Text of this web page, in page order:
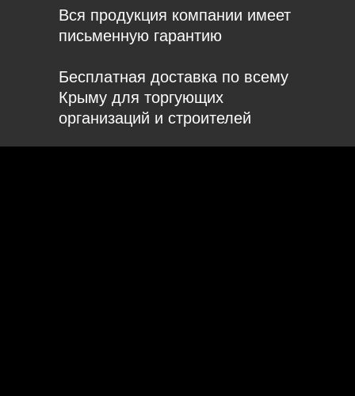
Вся продукция компании имеет
письменную гарантию
Бесплатная доставка по всему
Крыму для торгующих
организаций и строителей